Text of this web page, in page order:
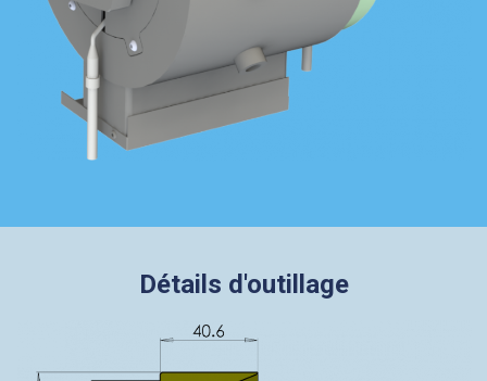
Détails d'outillage